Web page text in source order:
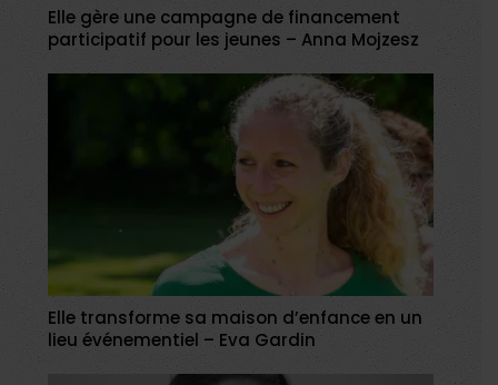
Elle gère une campagne de financement
participatif pour les jeunes – Anna Mojzesz
Elle transforme sa maison d’enfance en un
lieu événementiel – Eva Gardin